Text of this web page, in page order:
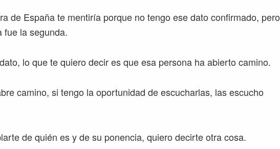
de España te mentiría porque no tengo ese dato confirmado, pero
fue la segunda.
lo que te quiero decir es que esa persona ha abierto camino.
camino, si tengo la oportunidad de escucharlas, las escucho
de quién es y de su ponencia, quiero decirte otra cosa.